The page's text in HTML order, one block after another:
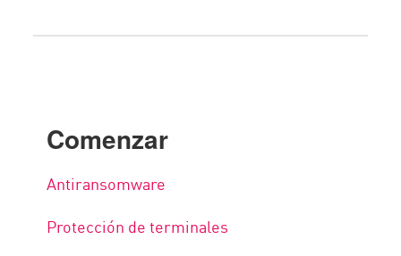
Comenzar
Antiransomware
Protección de terminales